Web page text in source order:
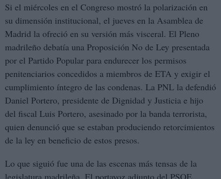
Si el miércoles en el Congreso mostró la polarización en
su dimensión institucional, el jueves en la Asamblea de
Madrid la ofreció en su versión más visceral. El Pleno
madrileño debatía una Proposición No de Ley presentada
por el Partido Popular para endurecer los permisos
penitenciarios concedidos a miembros de ETA y exigir el
cumplimiento íntegro de las condenas. La PNL la defendió
Daniel Portero, presidente de Dignidad y Justicia e hijo
del fiscal Luis Portero, asesinado por la banda terrorista,
quien denunció que se estaban produciendo retorcimientos
de la ley en beneficio de estos presos.
Lo que siguió fue una de las escenas más tensas de la
legislatura madrileña. El portavoz adjunto del PSOE,